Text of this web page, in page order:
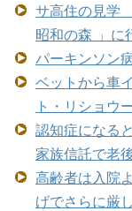
サ高住の見学
昭和の森 」に
パーキンソン
ベットから車
ト・リショウ
認知症になる
家族信託で老
高齢者は入院
げでさらに厳